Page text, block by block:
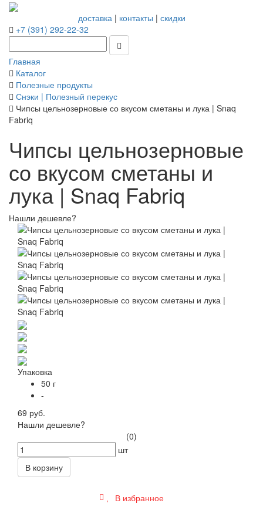
доставка| контакты | скидки
+7 (391) 292-22-32
Главная
Каталог
Полезные продукты
Снэки | Полезный перекус
Чипсы цельнозерновые со вкусом сметаны и лука | Snaq
Fabriq
Чипсы цельнозерновые
со вкусом сметаны и
лука | Snaq Fabriq
Нашли дешевле?
Упаковка
50 г
-
69 руб.
Нашли дешевле?
(0)
шт
В корзину
В избранное